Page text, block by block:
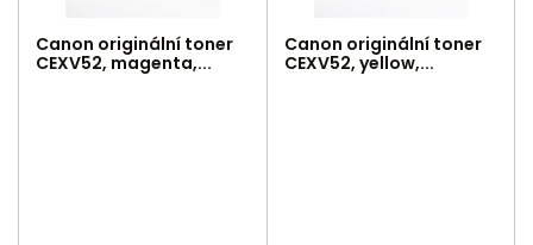
Canon originální toner
CEXV52, magenta,...
Canon originální toner
CEXV52, yellow,...